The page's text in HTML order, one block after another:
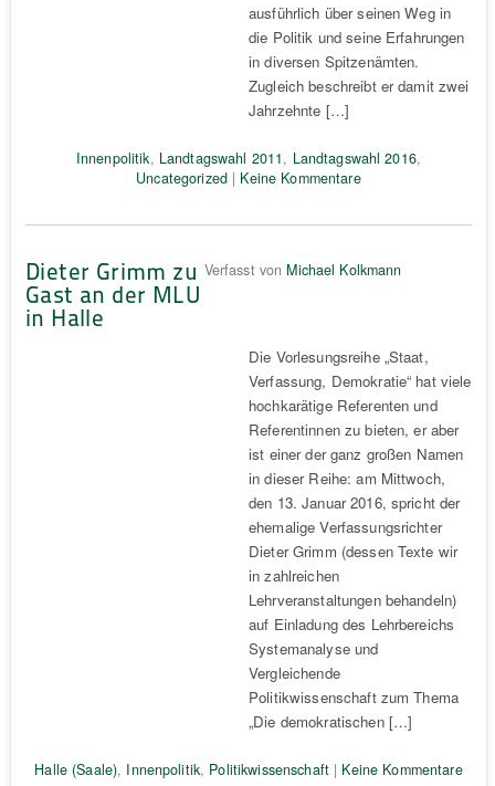
ausführlich über seinen Weg in
die Politik und seine Erfahrungen
in diversen Spitzenämten.
Zugleich beschreibt er damit zwei
Jahrzehnte […]
Innenpolitik, Landtagswahl 2011, Landtagswahl 2016,
Uncategorized | Keine Kommentare
Dieter Grimm zu
Gast an der MLU
in Halle
Verfasst von Michael Kolkmann
Die Vorlesungsreihe „Staat,
Verfassung, Demokratie“ hat viele
hochkarätige Referenten und
Referentinnen zu bieten, er aber
ist einer der ganz großen Namen
in dieser Reihe: am Mittwoch,
den 13. Januar 2016, spricht der
ehemalige Verfassungsrichter
Dieter Grimm (dessen Texte wir
in zahlreichen
Lehrveranstaltungen behandeln)
auf Einladung des Lehrbereichs
Systemanalyse und
Vergleichende
Politikwissenschaft zum Thema
„Die demokratischen […]
Halle (Saale), Innenpolitik, Politikwissenschaft | Keine Kommentare